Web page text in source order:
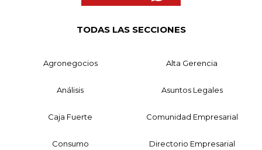
TODAS LAS SECCIONES
Agronegocios Alta Gerencia
Análisis Asuntos Legales
Caja Fuerte Comunidad Empresarial
Consumo Directorio Empresarial